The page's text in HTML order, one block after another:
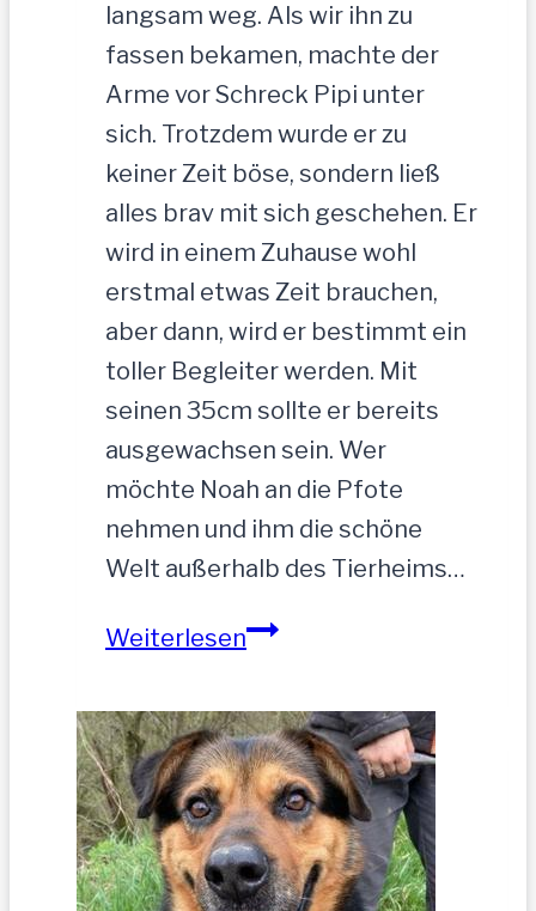
langsam weg. Als wir ihn zu
fassen bekamen, machte der
Arme vor Schreck Pipi unter
sich. Trotzdem wurde er zu
keiner Zeit böse, sondern ließ
alles brav mit sich geschehen. Er
wird in einem Zuhause wohl
erstmal etwas Zeit brauchen,
aber dann, wird er bestimmt ein
toller Begleiter werden. Mit
seinen 35cm sollte er bereits
ausgewachsen sein. Wer
möchte Noah an die Pfote
nehmen und ihm die schöne
Welt außerhalb des Tierheims…
WeiterlesenNOAH-
Jung-
Rüde,
35
cm